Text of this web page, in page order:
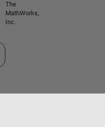
The
MathWorks,
Inc.